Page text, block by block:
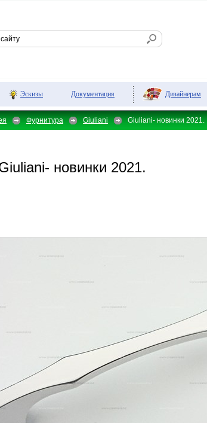
Эскизы Документация Дизайнерам
Фурнитура Giuliani Giuliani- новинки 2021.
новинки 2021.